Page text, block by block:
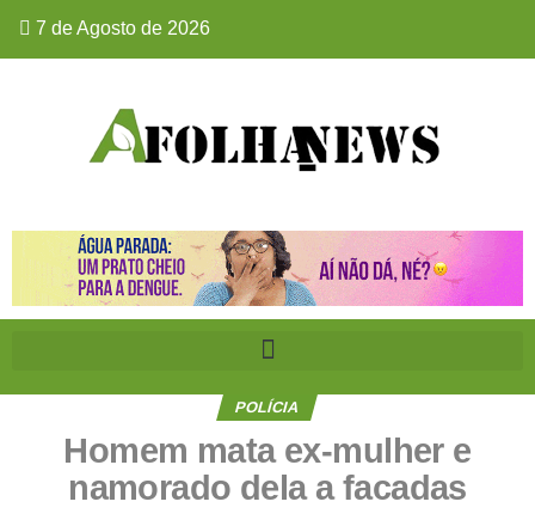
7 de Agosto de 2026
POLÍCIA
Homem mata ex-mulher e
namorado dela a facadas